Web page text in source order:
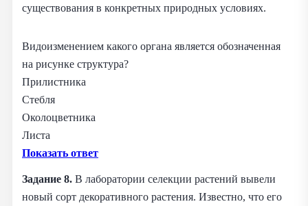
существования в конкретных природных условиях.
Видоизменением какого органа является обозначенная
на рисунке структура?
Прилистника
Стебля
Околоцветника
Листа
Показать ответ
Задание 8. В лаборатории селекции растений вывели
новый сорт декоративного растения. Известно, что его